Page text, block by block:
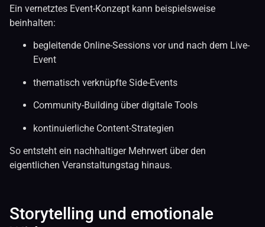
Ein vernetztes Event-Konzept kann beispielsweise
beinhalten:
begleitende Online-Sessions vor und nach dem Live-
Event
thematisch verknüpfte Side-Events
Community-Building über digitale Tools
kontinuierliche Content-Strategien
So entsteht ein nachhaltiger Mehrwert über den
eigentlichen Veranstaltungstag hinaus.
Storytelling und emotionale